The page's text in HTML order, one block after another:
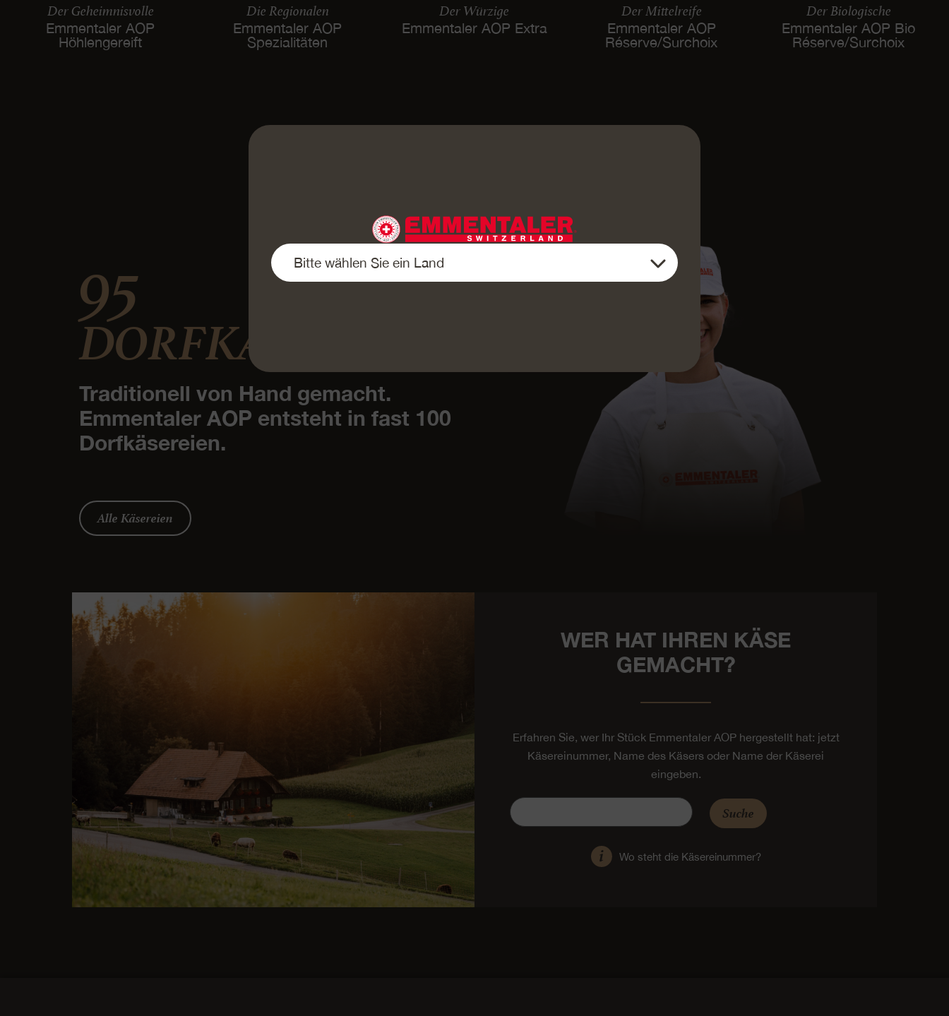
Der Geheimnisvolle
Emmentaler AOP
Höhlengereift
Die Regionalen
Emmentaler AOP
Spezialitäten
Der Würzige
Emmentaler AOP Extra
Der Mittelreife
Emmentaler AOP
Réserve/Surchoix
Der Biologische
Emmentaler AOP Bio
Réserve/Surchoix
95
DORFKÄSEREIEN
Traditionell von Hand gemacht.
Emmentaler AOP entsteht in fast 100
Dorfkäsereien.
Alle Käsereien
WER HAT IHREN KÄSE
GEMACHT?
Erfahren Sie, wer Ihr Stück Emmentaler AOP hergestellt hat: jetzt
Käsereinummer, Name des Käsers oder Name der Käserei
eingeben.
Suche
Wo steht die Käsereinummer?